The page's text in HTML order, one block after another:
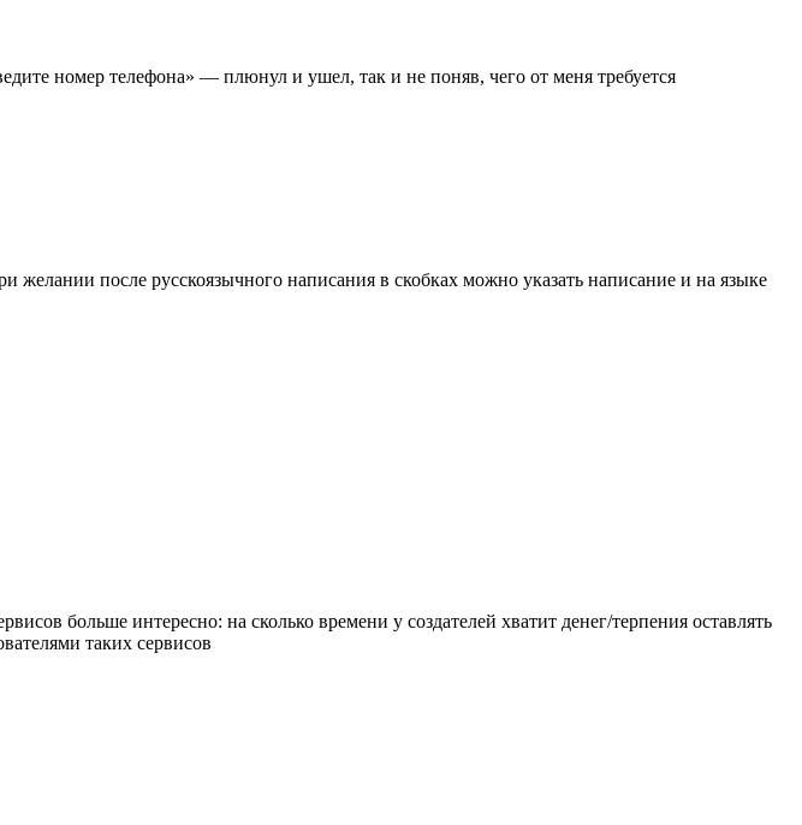
номер телефона» — плюнул и ушел, так и не поняв, чего от меня требуется
после русскоязычного написания в скобках можно указать написание и на языке
больше интересно: на сколько времени у создателей хватит денег/терпения оставлять
таких сервисов